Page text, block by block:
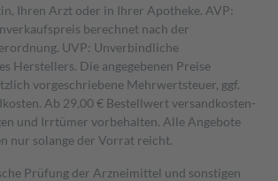
Ihren Arzt oder in Ihrer Apotheke. AVP:
berechnet nach der
UVP: Unverbindliche
Herstellers. Die angegebenen Preise
vorgeschriebene Mehrwertsteuer, ggf.
Ab 29,00 € Bestell­wert versand­kosten­
und Irrtümer vorbehalten. Alle Angebote
nur solange der Vorrat reicht.
Prüfung der Arzneimittel und sonstigen